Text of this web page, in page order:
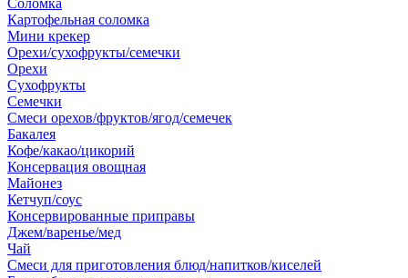
Соломка
Картофельная соломка
Мини крекер
Орехи/сухофрукты/семечки
Орехи
Сухофрукты
Семечки
Смеси орехов/фруктов/ягод/семечек
Бакалея
Кофе/какао/цикорий
Консервация овощная
Майонез
Кетчуп/соус
Консервированные приправы
Джем/варенье/мед
Чай
Смеси для приготовления блюд/напитков/киселей